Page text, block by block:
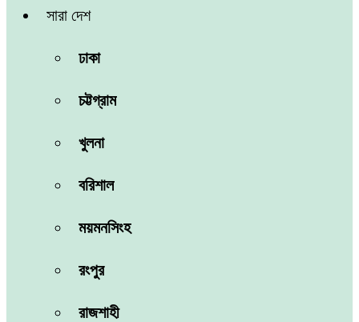
সারা দেশ
ঢাকা
চট্টগ্রাম
খুলনা
বরিশাল
ময়মনসিংহ
রংপুর
রাজশাহী